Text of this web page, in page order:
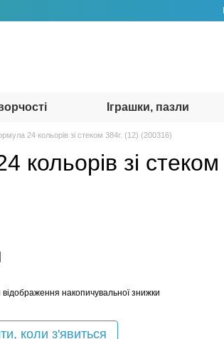
Іграшки, пазли
24 кольорів зі стеком 384г. (12) (200316)
зі стеком
відображення накопичувальної знижки
коли з'явиться